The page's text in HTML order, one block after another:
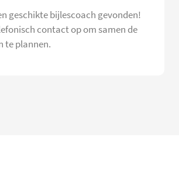
geschikte bijlescoach gevonden!
contact op om samen de
te plannen.